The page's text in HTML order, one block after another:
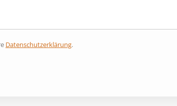
Datenschutzerklärung.